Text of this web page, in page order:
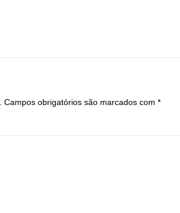
Campos obrigatórios são marcados com *